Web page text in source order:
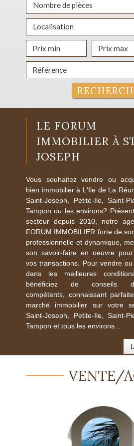
Nombre de pièces
Localisation
LE FORUM
IMMOBILIER À
JOSEPH
Vous souhaitez vendre ou
bien immobilier à L'Ile de La
Saint-Joseph, Petite-Ile, Saint-
Tampon ou les environs?
secteur depuis 2010, notre
FORUM IMMOBILIER forte de
professionnelle et dynamique,
son savoir-faire en oeuvre
vos transactions. Pour vendre
dans les meilleures
bénéficiez de conseils
compétents, connaissant
marché immobilier sur votre
Saint-Joseph, Petite-Ile, Saint-
Tampon et tous les environs...
VENTE/